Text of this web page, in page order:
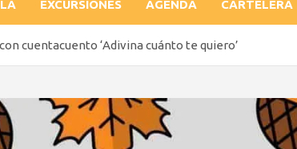
EXCURSIONES AGENDA CARTELERA
cuentacuento ‘Adivina cuánto te quiero’